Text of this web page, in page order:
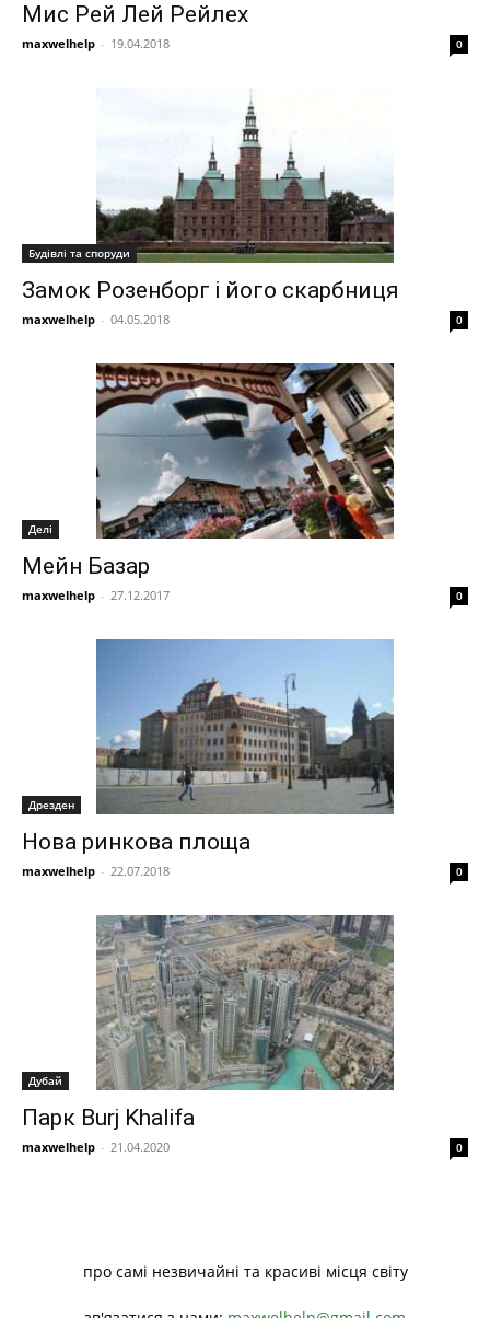
Мис Рей Лей Рейлех
maxwelhelp - 19.04.2018 0
Будівлі та споруди
Замок Розенборг і його скарбниця
maxwelhelp - 04.05.2018 0
Делі
Мейн Базар
maxwelhelp - 27.12.2017 0
Дрезден
Нова ринкова площа
maxwelhelp - 22.07.2018 0
Дубай
Парк Burj Khalifa
maxwelhelp - 21.04.2020 0
про самі незвичайні та красиві місця світу